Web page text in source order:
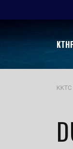
KTHF